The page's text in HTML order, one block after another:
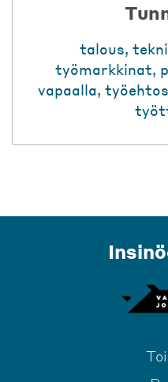
talous,
työmarkkinat,
vapaalla,